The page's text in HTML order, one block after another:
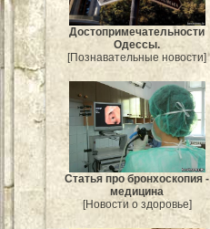
Достопримечательности
Одессы.
[Познавательные новости]
Статья про бронхоскопия -
медицина
[Новости о здоровье]